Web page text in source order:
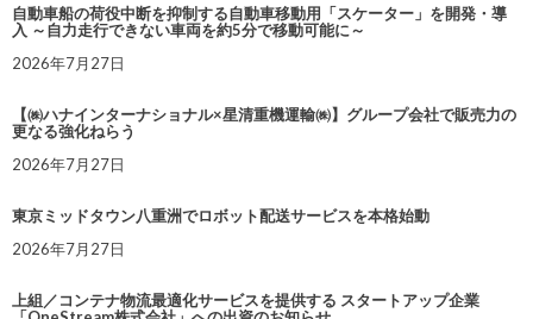
自動車船の荷役中断を抑制する自動車移動用「スケーター」を開発・導
入 ～自力走行できない車両を約5分で移動可能に～
2026年7月27日
【㈱ハナインターナショナル×星清重機運輸㈱】グループ会社で販売力の
更なる強化ねらう
2026年7月27日
東京ミッドタウン八重洲でロボット配送サービスを本格始動
2026年7月27日
上組／コンテナ物流最適化サービスを提供する スタートアップ企業